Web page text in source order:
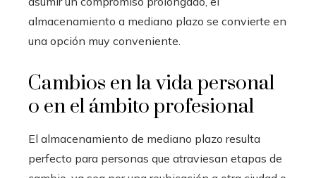
almacenamiento a mediano plazo se convierte en
una opción muy conveniente.
Cambios en la vida personal
o en el ámbito profesional
El almacenamiento de mediano plazo resulta
perfecto para personas que atraviesan etapas de